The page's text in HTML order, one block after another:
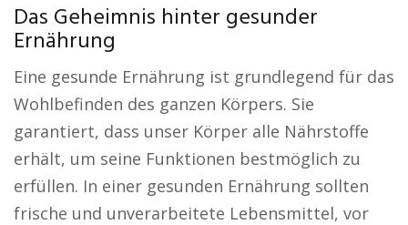
Das Geheimnis hinter gesunder
Ernährung
Eine gesunde Ernährung ist grundlegend für das
Wohlbefinden des ganzen Körpers. Sie
garantiert, dass unser Körper alle Nährstoffe
erhält, um seine Funktionen bestmöglich zu
erfüllen. In einer gesunden Ernährung sollten
frische und unverarbeitete Lebensmittel, vor